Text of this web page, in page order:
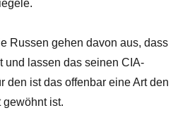
Russen gehen davon aus, dass
und lassen das seinen CIA-
den ist das offenbar eine Art den
gewöhnt ist.